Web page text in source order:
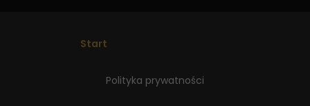
Start
Polityka prywatności